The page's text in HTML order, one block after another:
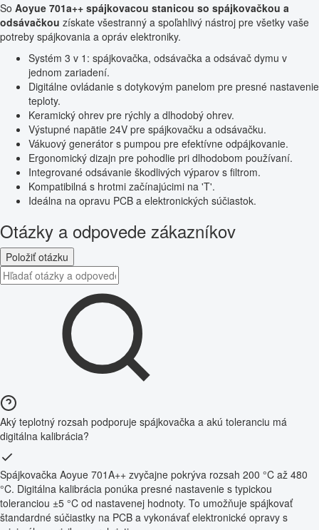
So Aoyue 701a++ spájkovacou stanicou so spájkovačkou a
odsávačkou získate všestranný a spoľahlivý nástroj pre všetky vaše
potreby spájkovania a opráv elektroniky.
Systém 3 v 1: spájkovačka, odsávačka a odsávač dymu v
jednom zariadení.
Digitálne ovládanie s dotykovým panelom pre presné nastavenie
teploty.
Keramický ohrev pre rýchly a dlhodobý ohrev.
Výstupné napätie 24V pre spájkovačku a odsávačku.
Vákuový generátor s pumpou pre efektívne odpájkovanie.
Ergonomický dizajn pre pohodlie pri dlhodobom používaní.
Integrované odsávanie škodlivých výparov s filtrom.
Kompatibilná s hrotmi začínajúcimi na 'T'.
Ideálna na opravu PCB a elektronických súčiastok.
Otázky a odpovede zákazníkov
Položiť otázku
Aký teplotný rozsah podporuje spájkovačka a akú toleranciu má
digitálna kalibrácia?
Spájkovačka Aoyue 701A++ zvyčajne pokrýva rozsah 200 °C až 480
°C. Digitálna kalibrácia ponúka presné nastavenie s typickou
toleranciou ±5 °C od nastavenej hodnoty. To umožňuje spájkovať
štandardné súčiastky na PCB a vykonávať elektronické opravy s